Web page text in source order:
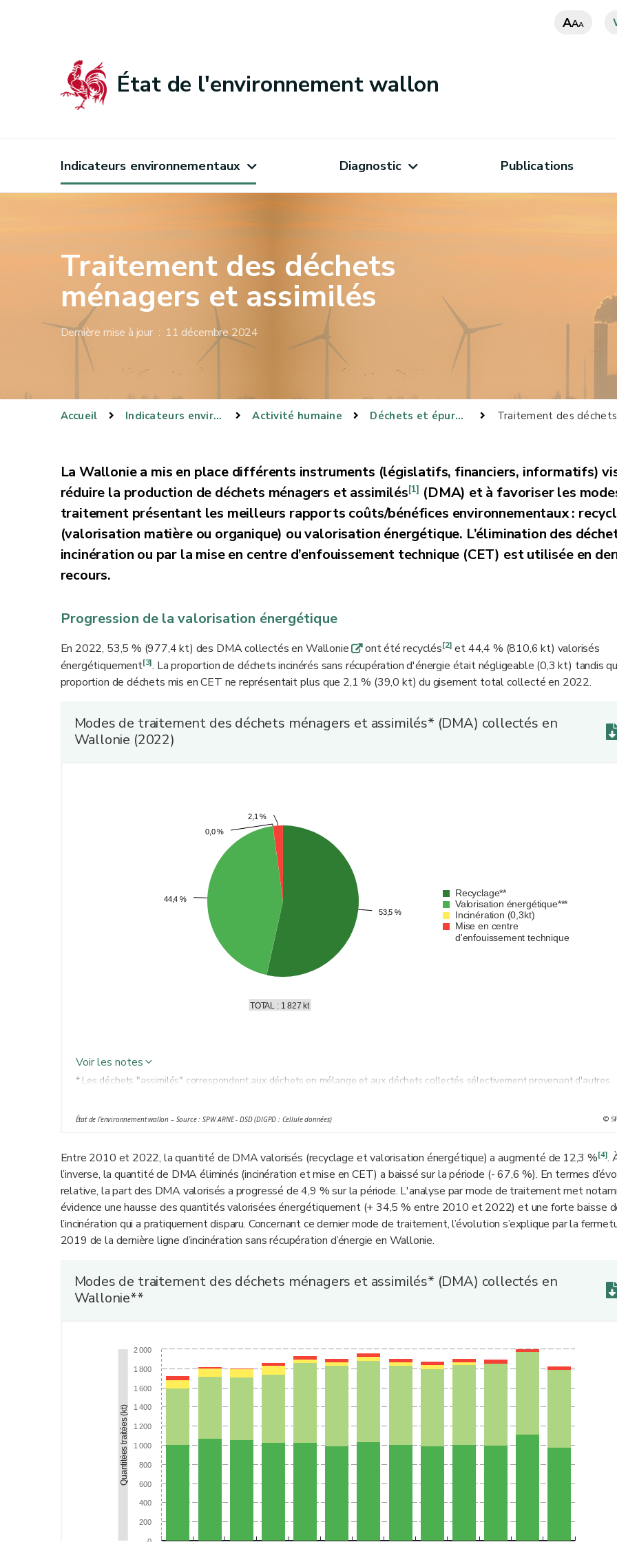
AAA
État de l'environnement wallon
Indicateurs environnementaux Diagnostic Publications
Traitement des déchets
ménagers et assimilés
Dernière mise à jour : 11 décembre 2024
Accueil Indicateurs environnementaux Activité humaine Déchets et épuration Traitement des
La Wallonie a mis en place différents instruments (législatifs, financiers, informatifs)
réduire la production de déchets ménagers et assimilés[1] (DMA) et à favoriser les
traitement présentant les meilleurs rapports coûts/bénéfices environnementaux :
(valorisation matière ou organique) ou valorisation énergétique. L’élimination des
incinération ou par la mise en centre d’enfouissement technique (CET) est utilisée en
recours.
Progression de la valorisation énergétique
En 2022, 53,5 % (977,4 kt) des DMA collectés en Wallonieqont été recyclés[2] et 44,4 % (810,6 kt) valorisés
énergétiquement[3]. La proportion de déchets incinérés sans récupération d'énergie était négligeable (0,3 kt) tandis
proportion de déchets mis en CET ne représentait plus que 2,1 % (39,0 kt) du gisement total collecté en 2022.
Modes de traitement des déchets ménagers et assimilés* (DMA) collectés en
Wallonie (2022)
TOTAL : 1 827 kt
53,5 %
53,5 %
44,4 %
44,4 %
0,0 %
0,0 %
2,1 %
2,1 %
Recyclage**
Valorisation énergétique***
Incinération (0,3kt)
Mise en centre
d'enfouissement technique
Voir les notes
* Les déchets "assimilés" correspondent aux déchets en mélange et aux déchets collectés sélectivement provenant d'autres
sont collectés par les pouvoirs publics : déchets d'activités professionnelles à domicile, déchets des administrations, des
fonction initiale ou à d'autres fins, en ce compris le retraitement des matières organiques, mais à l'exclusion de la valorisation
énergétique, la conversion pour l'utilisation comme combustible ou pour des opérations de remblayage.
*** Récupération de l’énergie produite par l’incinération de déchets, pour autant que le rendement énergétique atteigne un
niveau.
État de l’environnement wallon – Source : SPW ARNE - DSD (DIGPD : Cellule données) ©
Entre 2010 et 2022, la quantité de DMA valorisés (recyclage et valorisation énergétique) a augmenté de 12,3 %[4].
l’inverse, la quantité de DMA éliminés (incinération et mise en CET) a baissé sur la période (- 67,6 %). En termes
relative, la part des DMA valorisés a progressé de 4,9 % sur la période. L'analyse par mode de traitement met
évidence une hausse des quantités valorisées énergétiquement (+ 34,5 % entre 2010 et 2022) et une forte baisse
l’incinération qui a pratiquement disparu. Concernant ce dernier mode de traitement, l’évolution s’explique par la
2019 de la dernière ligne d’incinération sans récupération d’énergie en Wallonie.
Modes de traitement des déchets ménagers et assimilés* (DMA) collectés en
Wallonie**
Quantitées traitées (kt)
200
400
600
800
1 000
1 200
1 400
1 600
1 800
2 000